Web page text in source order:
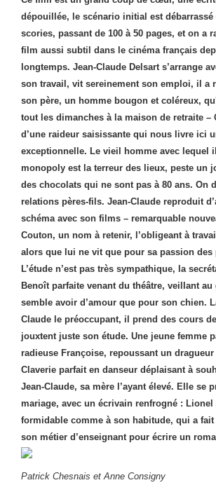
dépouillée, le scénario initial est débarrassé
scories, passant de 100 à 50 pages, et on a
film aussi subtil dans le cinéma français
longtemps. Jean-Claude Delsart s’arrange
son travail, vit sereinement son emploi, il a
son père, un homme bougon et coléreux,
tout les dimanches à la maison de retraite –
d’une raideur saisissante qui nous livre ici
exceptionnelle. Le vieil homme avec lequel
monopoly est la terreur des lieux, peste un
des chocolats qui ne sont pas à 80 ans. On
relations pères-fils. Jean-Claude reproduit
schéma avec son films – remarquable
Couton, un nom à retenir, l’obligeant à
alors que lui ne vit que pour sa passion des
L’étude n’est pas très sympathique, la
Benoît parfaite venant du théâtre, veillant au
semble avoir d’amour que pour son chien.
Claude le préoccupant, il prend des cours
jouxtent juste son étude. Une jeune femme
radieuse Françoise, repoussant un
Claverie parfait en danseur déplaisant à
Jean-Claude, sa mère l’ayant élevé. Elle se
mariage, avec un écrivain renfrogné : Lionel
formidable comme à son habitude, qui a fait
son métier d’enseignant pour écrire un
Patrick Chesnais et Anne Consigny